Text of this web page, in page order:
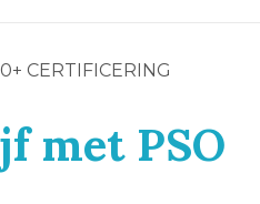
CERTIFICERING
met PSO